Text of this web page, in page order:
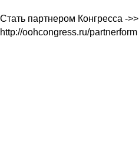
Стать партнером Конгресса ->>
http://oohcongress.ru/partnerform